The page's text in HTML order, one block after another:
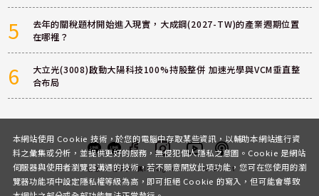
5
去年的關稅題材開始進入現實，大成鋼(2027-TW)的產業週期位置
在哪裡？
6
大立光(3008)啟動大陽科技100%持股整併 加速光學與VCM垂直整
合布局
客服 討論區粉絲團InstagramYoutubePodcast
本網站使用 Cookie 技術，於您的電腦中存取某些資訊，以輔助本網站進行資
料之彙集或分析，並提供更好的服務，無侵犯個人隱私之意圖。Cookie 是網站
伺服器與使用者瀏覽器溝通的技術，若不願意開放此項功能，您可在您使用的瀏
覽器功能項中設定隱私權等級為高，即可拒絕 Cookie 的寫入，但可能會導致